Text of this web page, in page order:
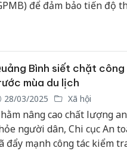
để đảm bảo tiến độ
Bình siết chặt
mùa du lịch
28/03/2025 Xã hội
nâng cao chất lượng
người dân, Chi cục An
đẩy mạnh công tác kiểm